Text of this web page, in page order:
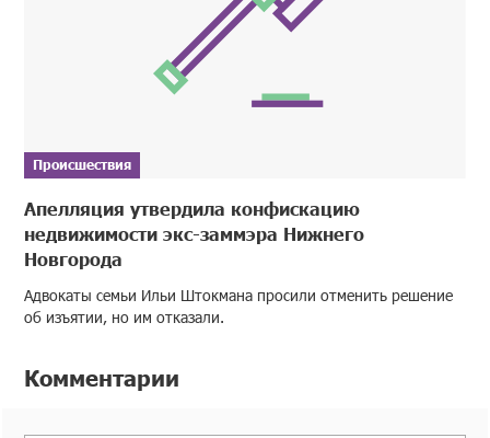
Происшествия
Апелляция утвердила конфискацию
недвижимости экс-заммэра Нижнего
Новгорода
Адвокаты семьи Ильи Штокмана просили отменить решение
об изъятии, но им отказали.
Комментарии